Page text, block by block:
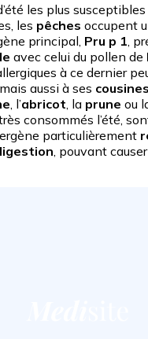
les plus
les pêches occupent
principal, Pru p 1 ,
avec celui du pollen de
à ce dernier
aussi à ses
, l’abricot , la prune ou
très consommés l’été,
particulièrement
, pouvant